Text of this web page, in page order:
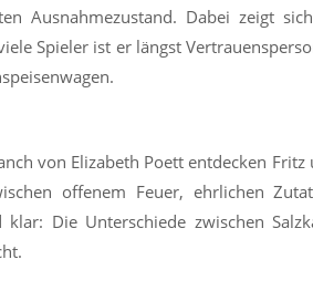
Ausnahmezustand. Dabei zeigt
Spieler ist er längst
von Elizabeth Poett entdecken
offenem Feuer, ehrlichen
Die Unterschiede zwischen